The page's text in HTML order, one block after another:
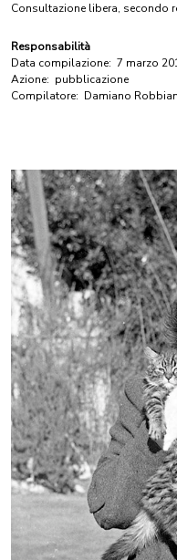
Consultazione libera, secondo
Responsabilità
Data compilazione: 7 marzo
Azione: pubblicazione
Compilatore: Damiano